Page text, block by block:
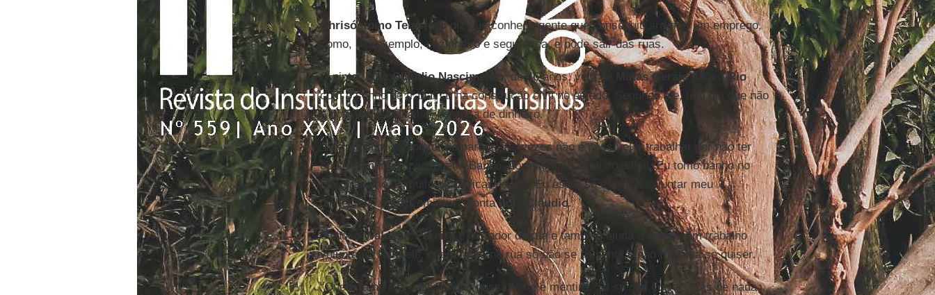
Chrisóstomo Telésforodiz que conhece gente que conseguiu arrumar um emprego,
como, por exemplo, cozinheiro e segurança, e pôde sair das ruas.
O pintorLuiz Cláudio Nascimento,de 46 anos, veio de Minas Geraispara oRio
com o sonho de trabalhar na construção civil no estado. Segundo ele, tem dia que não
é possível ir trabalhar por falta de dinheiro.
“Eu trabalho, sou pintor de parede. Às vezes não é possível ir trabalhar por não ter
como comprar a passagem. Banho, por exemplo, é muito difícil. Eu tomo banho no
meu trabalho. É muito difícil ficar na rua. Eu estou só esperando juntar meu
dinheirinho para ir embora”, contaLuiz Cláudio.
O idosoWaldecir Pereira é morador de rua e também ajuda o grupo com trabalho
voluntário. Para ele, quem mora na rua só não se alimenta e não trabalha se quiser.
“Quem tá na rua e disser que passa fome é mentira. Só se não correr atrás de nada